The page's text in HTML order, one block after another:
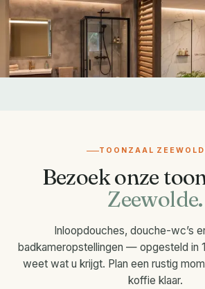
TOONZAAL
Bezoek onze
Zeewolde.
Inloopdouches, douche-wc’s
badkameropstellingen — opgesteld in
weet wat u krijgt. Plan een rustig
koffie klaar.